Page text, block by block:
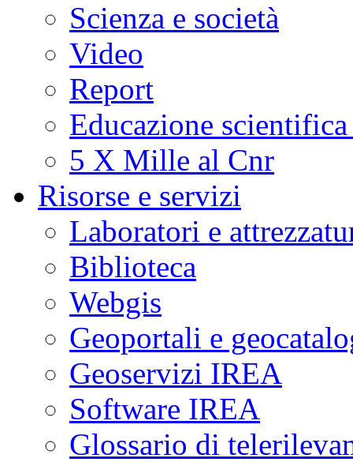
Scienza e società
Video
Report
Educazione
5 X Mille al Cnr
Risorse e servizi
Laboratori e
Biblioteca
Webgis
Geoportali e
Geoservizi IREA
Software IREA
Glossario di